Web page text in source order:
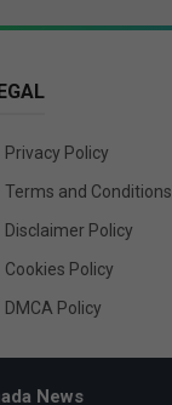
Privacy Policy
Terms and Conditions
Disclaimer Policy
Cookies Policy
DMCA Policy
News